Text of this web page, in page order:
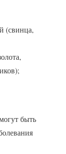
(свинца,
быть